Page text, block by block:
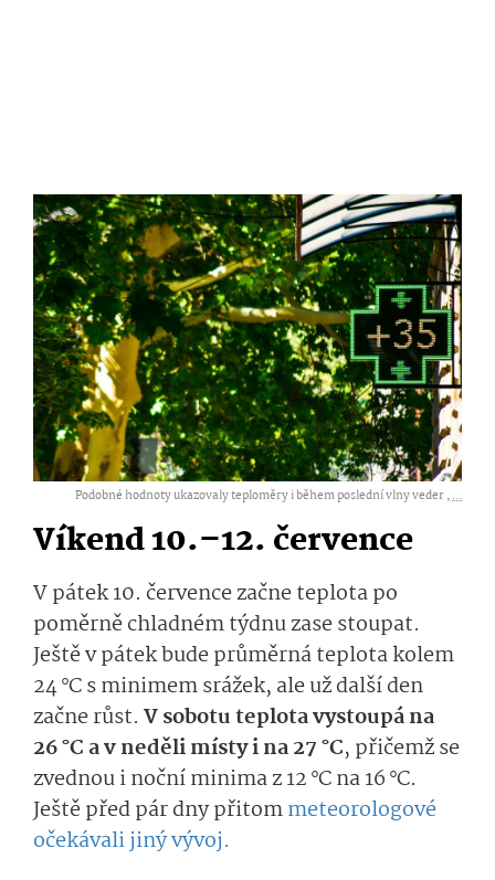
Podobné hodnoty ukazovaly teploměry i během poslední vlny veder ,...
Víkend 10.–12. července
V pátek 10. července začne teplota po
poměrně chladném týdnu zase stoupat.
Ještě v pátek bude průměrná teplota kolem
24 °C s minimem srážek, ale už další den
začne růst. V sobotu teplota vystoupá na
26 °C a v neděli místy i na 27 °C, přičemž se
zvednou i noční minima z 12 °C na 16 °C.
Ještě před pár dny přitommeteorologové
očekávali jiný vývoj.